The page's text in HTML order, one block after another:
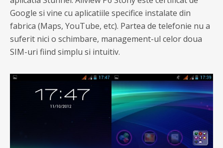
Google si vine cu aplicatiile specifice instalate din
fabrica (Maps, YouTube, etc). Partea de telefonie nu a
suferit nici o schimbare, management-ul celor doua
SIM-uri fiind simplu si intuitiv.